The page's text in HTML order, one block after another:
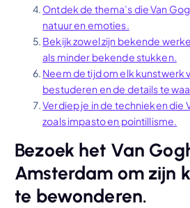
Ontdek de thema’s die Van
natuur en emoties.
Bekijk zowel zijn bekende
als minder bekende stukken.
Neem de tijd om elk kunstwerk
bestuderen en de details te
Verdiep je in de technieken die
zoals impasto en pointillisme.
Bezoek het Van
Amsterdam om zijn
te bewonderen.